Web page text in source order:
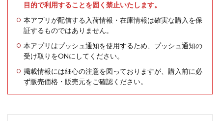
目的で利用することを固く禁止いたします。
本アプリが配信する入荷情報・在庫情報は確実な購入を保
証するものではありません。
本アプリはプッシュ通知を使用するため、プッシュ通知の
受け取りをONにしてください。
掲載情報には細心の注意を図っておりますが、購入前に必
ず販売価格・販売元をご確認ください。